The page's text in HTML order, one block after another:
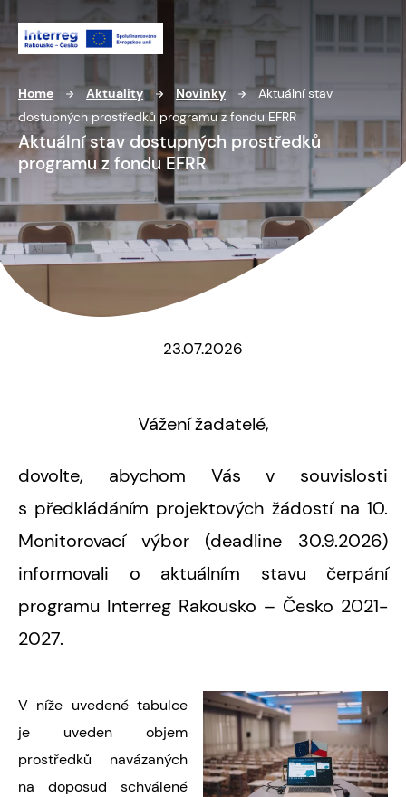
Home Aktuality Novinky
Aktuální stav
dostupných prostředků programu z fondu EFRR
Aktuální stav dostupných prostředků
programu z fondu EFRR
23.07.2026
Vážení žadatelé,
dovolte, abychom Vás v souvislosti
s předkládáním projektových žádostí na 10.
Monitorovací výbor (deadline 30.9.2026)
informovali o aktuálním stavu čerpání
programu Interreg Rakousko – Česko 2021-
2027.
V níže uvedené tabulce
je uveden objem
prostředků navázaných
na doposud schválené